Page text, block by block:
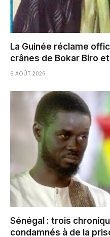
La Guinée réclame
crânes de Bokar Biro
6 AOÛT 2026
Sénégal : trois
condamnés à de la